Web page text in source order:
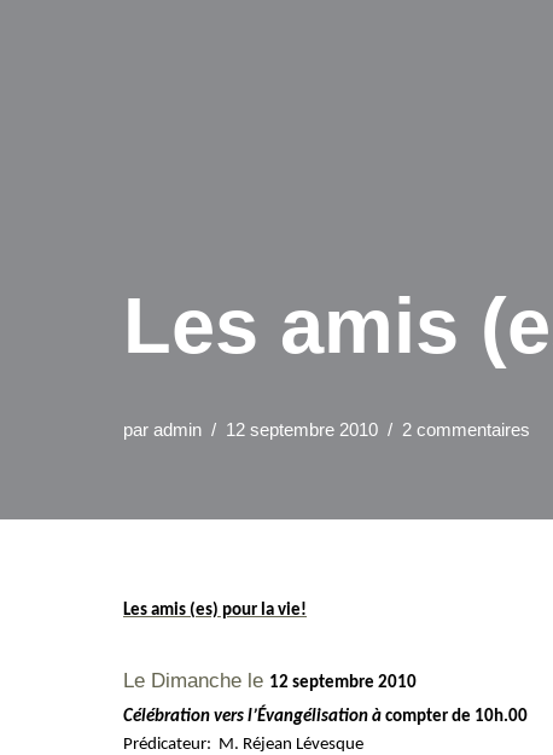
Les amis
par admin 12 septembre 2010 2 commentaires
Les amis (es) pour la vie!
Le Dimanche le 12 septembre 2010
Célébration vers l’Évangélisation à compter de 10h.00
Prédicateur: M. Réjean Lévesque